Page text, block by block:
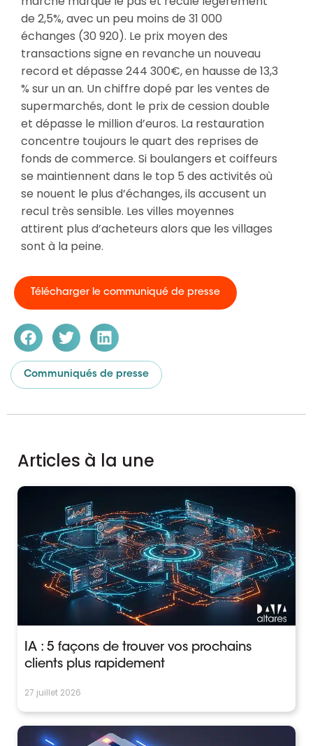
de 2,5%, avec un peu moins de 31 000
échanges (30 920). Le prix moyen des
transactions signe en revanche un nouveau
record et dépasse 244 300€, en hausse de 13,3
% sur un an. Un chiffre dopé par les ventes de
supermarchés, dont le prix de cession double
et dépasse le million d’euros. La restauration
concentre toujours le quart des reprises de
fonds de commerce. Si boulangers et coiffeurs
se maintiennent dans le top 5 des activités où
se nouent le plus d’échanges, ils accusent un
recul très sensible. Les villes moyennes
attirent plus d’acheteurs alors que les villages
sont à la peine.
Télécharger le communiqué de presse
Communiqués de presse
Articles à la une
IA : 5 façons de trouver vos prochains
clients plus rapidement
27 juillet 2026